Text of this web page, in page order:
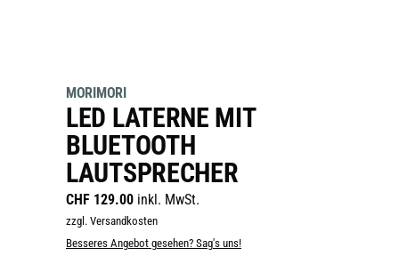
MORIMORI
LED LATERNE MIT
BLUETOOTH
LAUTSPRECHER
CHF 129.00 inkl. MwSt.
zzgl. Versandkosten
Besseres Angebot gesehen? Sag's uns!